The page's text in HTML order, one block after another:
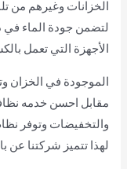
الخزانات وغيرهم من
لتضمن جودة الماء
الأجهزة التي تعمل
الموجودة في الخزان
مقابل احسن خدمه
والتخفيضات وتوفر
لهذا تتميز شركتنا عن